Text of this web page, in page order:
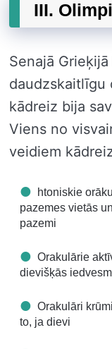
III.
Senajā
daudzskaitlīgu
kādreiz bija
Viens no
veidiem
htoniskie
pazemes vietās
pazemi
Orakulārie
dievišķās
Orakulāri
to, ja dievi